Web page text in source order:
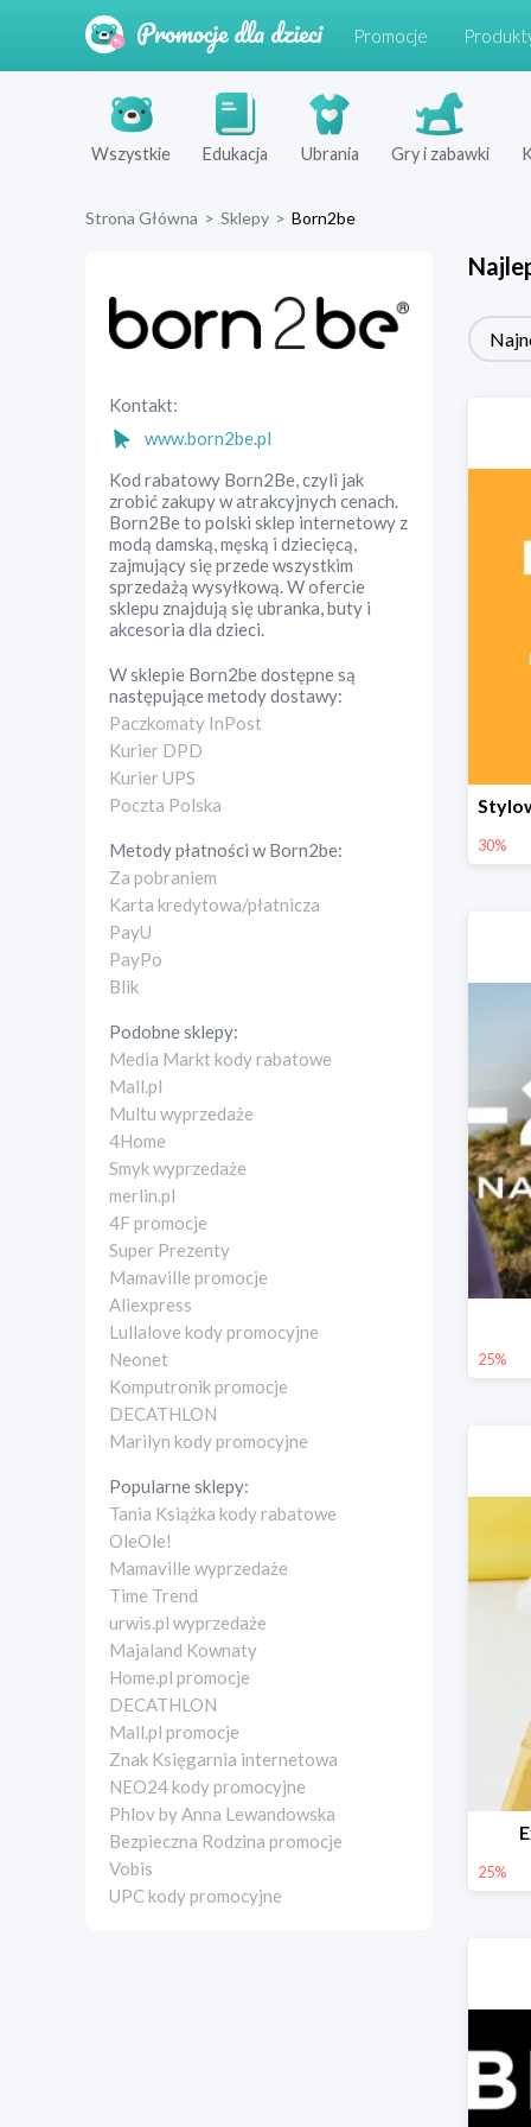
Promocje
Wszystkie Edukacja Ubrania Gry i zabawki
Strona Główna > Sklepy > Born2be
Kontakt:
www.born2be.pl
Kod rabatowy Born2Be, czyli jak
zrobić zakupy w atrakcyjnych cenach.
Born2Be to polski sklep internetowy z
modą damską, męską i dziecięcą,
zajmujący się przede wszystkim
sprzedażą wysyłkową. W ofercie
sklepu znajdują się ubranka, buty i
akcesoria dla dzieci.
W sklepie Born2bedostępne są
następujące metody dostawy:
Paczkomaty InPost
Kurier DPD
Kurier UPS
Poczta Polska
Metody płatności wBorn2be:
Za pobraniem
Karta kredytowa/płatnicza
PayU
PayPo
Blik
Podobne sklepy:
Media Markt kody rabatowe
Mall.pl
Multu wyprzedaże
4Home
Smyk wyprzedaże
merlin.pl
4F promocje
Super Prezenty
Mamaville promocje
Aliexpress
Lullalove kody promocyjne
Neonet
Komputronik promocje
DECATHLON
Marilyn kody promocyjne
Popularne sklepy:
Tania Książka kody rabatowe
OleOle!
Mamaville wyprzedaże
Time Trend
urwis.pl wyprzedaże
Majaland Kownaty
Home.pl promocje
DECATHLON
Mall.pl promocje
Znak Księgarnia internetowa
NEO24 kody promocyjne
Phlov by Anna Lewandowska
Bezpieczna Rodzina promocje
Vobis
UPC kody promocyjne
30%
25%
25%